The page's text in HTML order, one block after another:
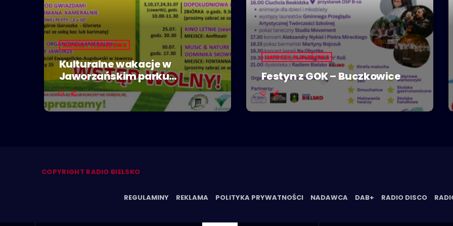
IMPREZY PLENEROWE
Kulturalne wakacje w
Jaworzańskim parku
zdrojowym
IMPREZY PLENEROWE
Festyn z GOK – Buczkowice
COPYRIGHT RADIO BIELSKO
REGULAMINY REKLAMA POLITYKA PRYWATNOŚCI NADAWCA DAB+ RADIO DISCO